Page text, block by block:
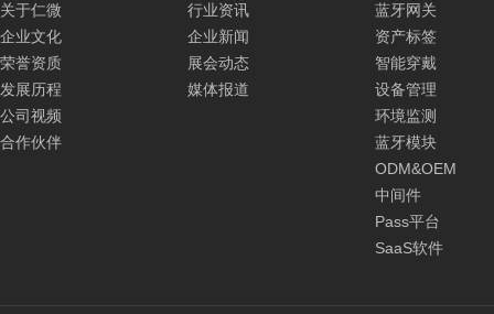
关于仁微
企业文化
荣誉资质
发展历程
公司视频
合作伙伴
行业资讯
企业新闻
展会动态
媒体报道
蓝牙网关
资产标签
智能穿戴
设备管理
环境监测
蓝牙模块
ODM&OEM
中间件
Pass平台
SaaS软件